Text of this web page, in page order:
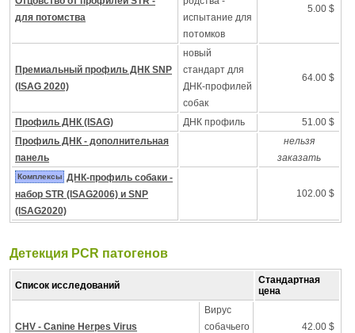
для потомства
испытание для
потомков
5.00 $
Премиальный профиль ДНК SNP
(ISAG 2020)
новый
стандарт для
ДНК-профилей
собак
64.00 $
Профиль ДНК (ISAG) ДНК профиль
51.00 $
Профиль ДНК - дополнительная
панель
нельзя
заказать
Комплексы ДНК-профиль собаки -
набор STR (ISAG2006) и SNP
(ISAG2020)
102.00 $
Детекция PCR патогенов
Список исследований
Стандартная
цена
CHV - Canine Herpes Virus
Вирус
собачьего
42.00 $